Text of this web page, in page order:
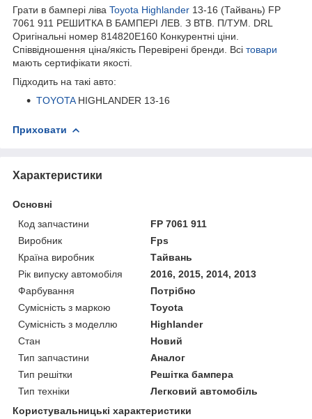
Грати в бампері ліва Toyota Highlander 13-16 (Тайвань) FP
7061 911 РЕШИТКА В БАМПЕРІ ЛЕВ. З ВТВ. П/ТУМ. DRL
Оригінальні номер 814820E160 Конкурентні ціни.
Співвідношення ціна/якість Перевірені бренди. Всі товари
мають сертифікати якості.
Підходить на такі авто:
TOYOTAHIGHLANDER 13-16
Приховати
Характеристики
Основні
Код запчастини
FP 7061 911
Виробник
Fps
Країна виробник
Тайвань
Рік випуску автомобіля
2016, 2015, 2014, 2013
Фарбування
Потрібно
Сумісність з маркою
Toyota
Сумісність з моделлю
Highlander
Стан
Новий
Тип запчастини
Аналог
Тип решітки
Решітка бампера
Тип техніки
Легковий автомобіль
Користувальницькі характеристики